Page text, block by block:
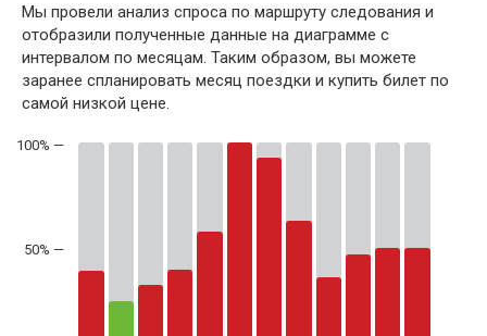
Мы провели анализ спроса по маршруту следования и
отобразили полученные данные на диаграмме с
интервалом по месяцам. Таким образом, вы можете
заранее спланировать месяц поездки и купить билет по
самой низкой цене.
50% —